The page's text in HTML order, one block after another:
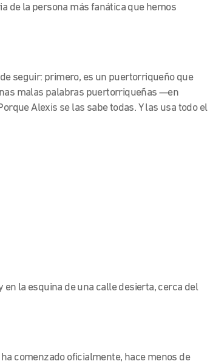
de la persona más fanática que hemos
seguir: primero, es un puertorriqueño que
malas palabras puertorriqueñas—en
Alexis se las sabe todas. Y las usa todo el
en la esquina de una calle desierta, cerca del
comenzado oficialmente, hace menos de